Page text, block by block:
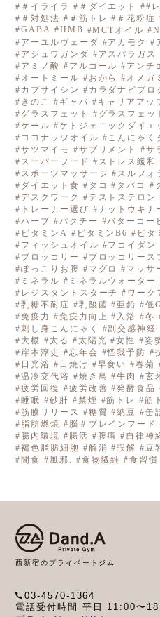
＃イライラ ＃ダイエット
#
＃対処法
＃筋トレ ＃花粉症
GABA
HMB MCTオイル
アーユルヴェーダ
アカモク
アシュワガンダ
アスパラガス
アミノ酸
アルコール アンチ
オートミール
おから オメガ
カプサイシン
カラダナビプロ
きのこ
ギャバ キャリアアッ
グラスフェット
グラスフェッ
ケール
ケトジェニックダイエ
ココナッツオイル
こんにゃく
サツマイモ
サプリメント サ
スーパーフード
ストレス緩和
スポーツマッサージ
スルフォ
ダイエット食
タコ タバコ
デスクワーク
テストステロン
トレーナー選び
ナットウキナ
ハーブ
パクチー バターコー
ビタミンA
ビタミンB6 ビタ
フィッシュオイル
フコイダン
ブロッコリー
ブロッコリース
ぽっこりお腹
マグロ マッサ
ミネラル
ミネラルウォーター
レジスタントスターチ
ワーク
乳糖不耐症
乳酸菌 亜鉛 低
免疫力
免疫力向上 入浴 冬
刺し身こんにゃく
副交感神経
大根
太る 太陽光 女性 姿
岸本淳史
忘年会 怪我予防
日光浴
日焼け 早食い 春菊
温冷交代浴
焼き鳥 牛肉 玄
疲労回復
疲労改善 発酵食品
睡眠
砂肝 禁煙 筋トレ 筋
筋膜リリース
糖質 納豆 缶
脂肪燃焼
脳＃ブレインフード
腸内環境
腸活 腹痛 自律神
褐色脂肪細胞
解消 誤解 豆
間食
風邪. 食物繊維 食習慣
西新宿のプライベートジム
03-4570-1364
電話受付時間 平日 11:00〜